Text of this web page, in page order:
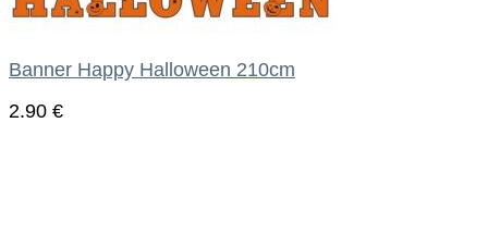
Banner Happy Halloween 210cm
2.90 €